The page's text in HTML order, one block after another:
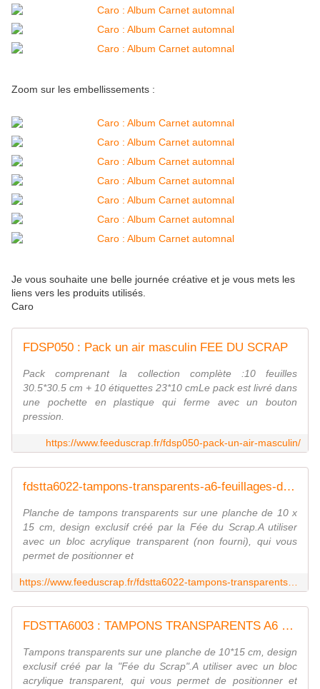
Zoom sur les embellissements :
Je vous souhaite une belle journée créative et je vous mets les
liens vers les produits utilisés.
Caro
FDSP050 : Pack un air masculin FEE DU SCRAP
Pack comprenant la collection complète :10 feuilles
30.5*30.5 cm + 10 étiquettes 23*10 cmLe pack est livré dans
une pochette en plastique qui ferme avec un bouton
pression.
https://www.feeduscrap.fr/fdsp050-pack-un-air-masculin/
fdstta6022-tampons-transparents-a6-feuillages-d-automne FEE DU SCRAP
Planche de tampons transparents sur une planche de 10 x
15 cm, design exclusif créé par la Fée du Scrap.A utiliser
avec un bloc acrylique transparent (non fourni), qui vous
permet de positionner et
FDSTTA6003 : TAMPONS TRANSPARENTS A6 BOIS fee du scrap
Tampons transparents sur une planche de 10*15 cm, design
exclusif créé par la "Fée du Scrap".A utiliser avec un bloc
acrylique transparent, qui vous permet de positionner et